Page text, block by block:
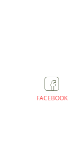
FACEBOOK